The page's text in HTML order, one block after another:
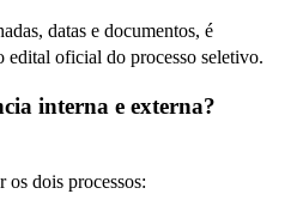
datas e documentos, é
edital oficial do processo seletivo.
interna e externa?
dois processos: